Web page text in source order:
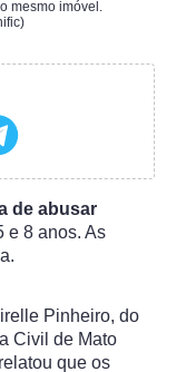
mesmo imóvel.
de abusar
e 8 anos. As
Pinheiro, do
Civil de Mato
que os